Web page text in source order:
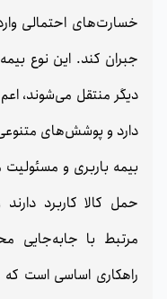
خسارت‌های احتمالی
جبران کند. این نوع
دیگر منتقل می‌شوند،
دارد و پوشش‌های
بیمه باربری و
حمل کالا کاربرد
مرتبط با جابه‌جایی
راهکاری اساسی است که